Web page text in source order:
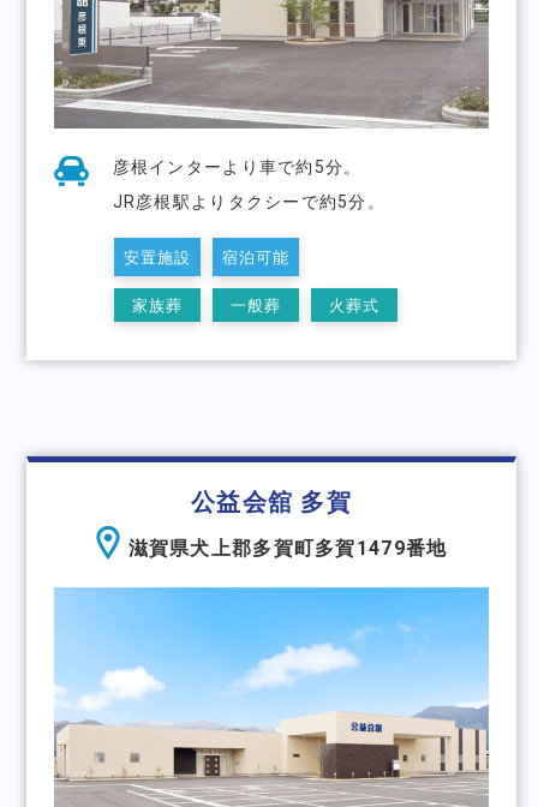
彦根インターより車で約5分。
JR彦根駅よりタクシーで約5分。
安置施設 宿泊可能
家族葬 一般葬 火葬式
公益会舘 多賀
滋賀県犬上郡多賀町多賀1479番地